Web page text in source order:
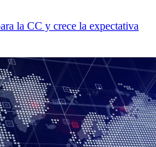
la CC y crece la expectativa